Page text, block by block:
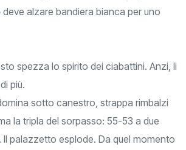
deve alzare bandiera bianca per uno
spezza lo spirito dei ciabattini. Anzi, li
più.
sotto canestro, strappa rimbalzi
la tripla del sorpasso: 55-53 a due
Il palazzetto esplode. Da quel momento